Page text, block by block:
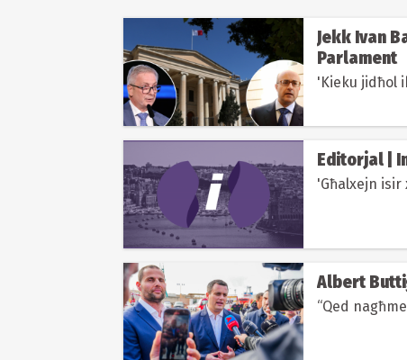
Jekk Ivan
Parlament
'Kieku jidħol
Editorjal |
'Għalxejn
Albert
“Qed